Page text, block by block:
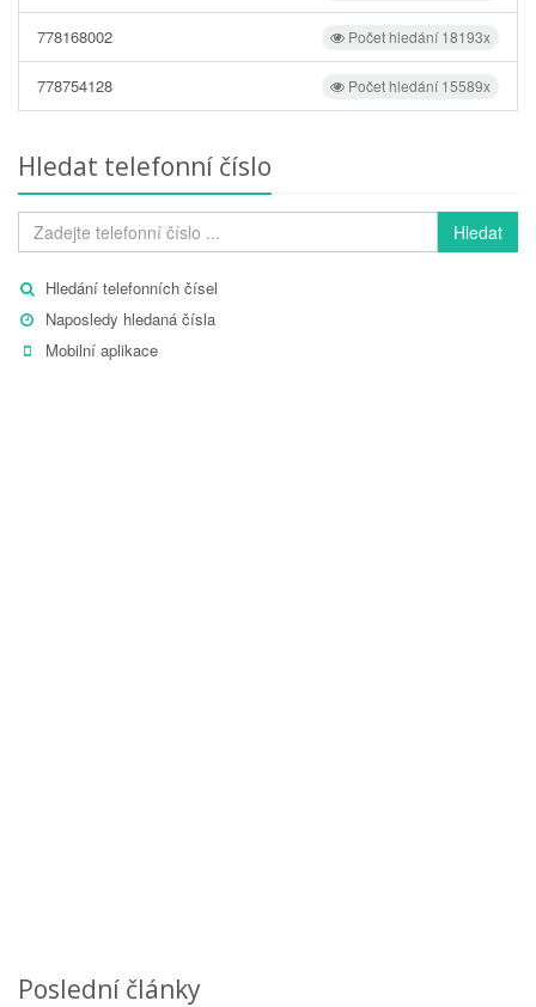
Počet hledání 18193x
778168002
Počet hledání 15589x
778754128
Hledat telefonní číslo
Hledat
Hledání telefonních čísel
Naposledy hledaná čísla
Mobilní aplikace
Poslední články